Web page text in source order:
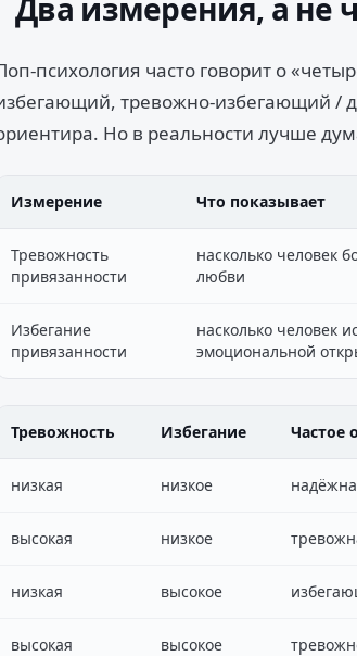
Два измерения, а не
психология часто говорит о
тревожно-избегающий /
Но в реальности лучше
Измерение Что показывает
Тревожность
привязанности
насколько человек
любви
Избегание
привязанности
насколько человек
эмоциональной
Тревожность Избегание Частое
низкая низкое
высокая низкое
низкая высокое
высокая высокое